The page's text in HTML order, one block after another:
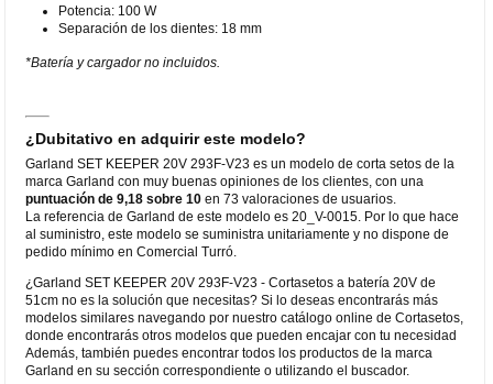
Potencia: 100 W
Separación de los dientes: 18 mm
*Batería y cargador no incluidos.
¿Dubitativo en adquirir este modelo?
Garland SET KEEPER 20V 293F-V23 es un modelo de corta setos de la
marca Garland con muy buenas opiniones de los clientes, con una
puntuación de 9,18 sobre 10 en 73 valoraciones de usuarios.
La referencia de Garland de este modelo es 20_V-0015. Por lo que hace
al suministro, este modelo se suministra unitariamente y no dispone de
pedido mínimo en Comercial Turró.
¿Garland SET KEEPER 20V 293F-V23 - Cortasetos a batería 20V de
51cm no es la solución que necesitas? Si lo deseas encontrarás más
modelos similares navegando por nuestro catálogo online de Cortasetos,
donde encontrarás otros modelos que pueden encajar con tu necesidad
Además, también puedes encontrar todos los productos de la marca
Garland en su sección correspondiente o utilizando el buscador.